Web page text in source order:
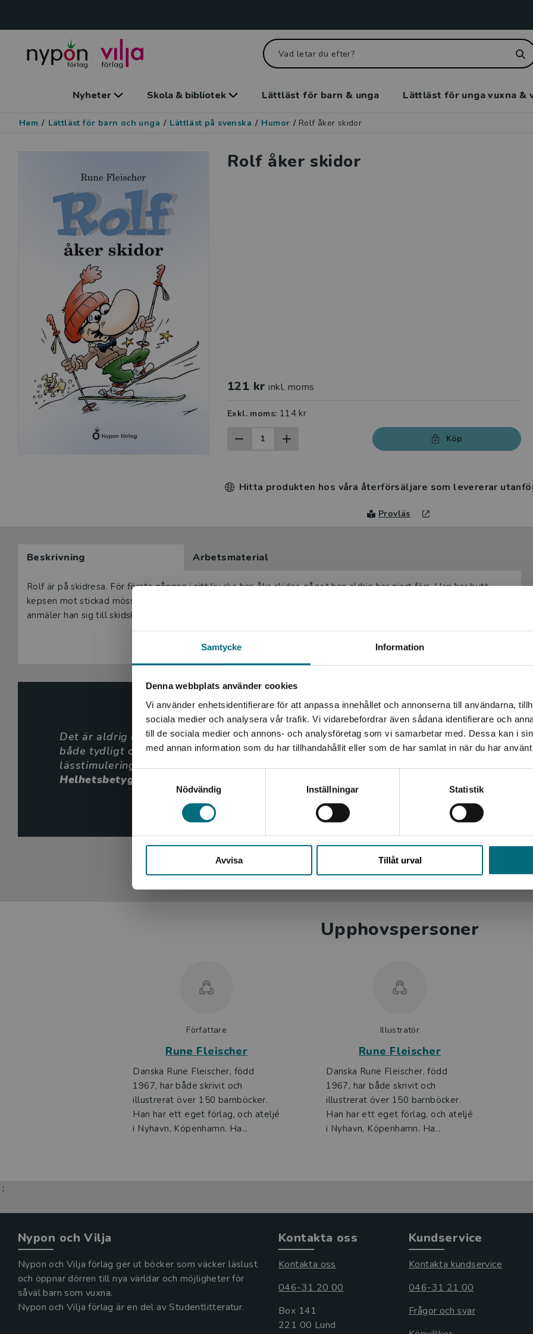
Samtycke Information
Denna webbplats använder cookies
Vi använder enhetsidentifierare för att anpassa innehållet och annonserna till användarna,
sociala medier och analysera vår trafik. Vi vidarebefordrar även sådana identifierare och
till de sociala medier och annons- och analysföretag som vi samarbetar med. Dessa kan i
med annan information som du har tillhandahållit eller som de har samlat in när du har
Nödvändig
Inställningar Statistik
Avvisa Tillåt urval
Begränsad fraktregion
Det verkar som att du besöker nyponochviljaforlag.se via
en enhet utanför Sverige. Vi erbjuder inte leveranser
utanför Sverige. För att kunna slutföra ett köp måste
leveransadressen vara i Sverige.
Nyheter Skola & bibliotek Lättläst för barn & unga Lättläst för unga vuxna &
Hem / Lättläst för barn och unga / Lättläst på svenska / Humor / Rolf åker skidor
Rolf åker skidor
121 kr inkl. moms
Exkl. moms: 114 kr
Köp
Hitta produkten hos våra återförsäljare som levererar
Provläs
Beskrivning Arbetsmaterial
Rolf är på skidresa. För första gången i sitt liv ska han åka skidor, något han aldrig har gjort förr. Han har bytt
kepsen mot stickad mössa, och tycker det ska bli så roligt! Det kan väl inte vara så svårt? För säkerhets skull
anmäler han sig till skidskolan, men vad hjälper det när man har råkat få skidor utan broms?
Det är aldrig lätt att åka skidor för första gången och författaren visar på ett
både tydligt och humoristiskt sätt alla fel man kan göra i backen. [...] Bra
lässtimulering för nybörjaren.
Helhetsbetyg 3 av 5
Upphovspersoner
Författare
Rune Fleischer
Danska Rune Fleischer, född
1967, har både skrivit och
illustrerat över 150 barnböcker.
Han har ett eget förlag, och ateljé
i Nyhavn, Köpenhamn. Ha...
Illustratör
Rune Fleischer
Danska Rune Fleischer, född
1967, har både skrivit och
illustrerat över 150 barnböcker.
Han har ett eget förlag, och ateljé
i Nyhavn, Köpenhamn. Ha...
;
Nypon och Vilja
Nypon och Vilja förlag ger ut böcker som väcker läslust
och öppnar dörren till nya världar och möjligheter för
såväl barn som vuxna.
Nypon och Vilja förlag är en del av Studentlitteratur.
Kontakta oss
Kontakta oss
046-31 20 00
Box 141
221 00 Lund
Kundservice
Kontakta kundservice
046-31 21 00
Frågor och svar